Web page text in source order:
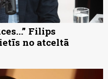
Filips
no atceltā